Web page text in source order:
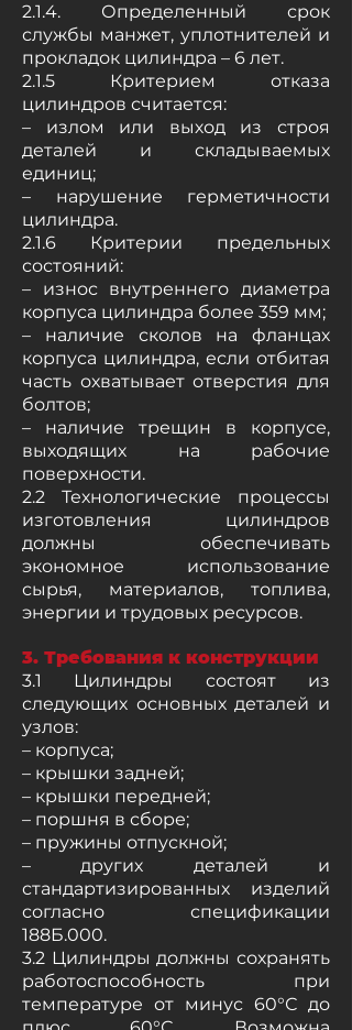
2.1.4. Определенный срок
службы манжет, уплотнителей и
прокладок цилиндра – 6 лет.
2.1.5 Критерием отказа
цилиндров считается:
– излом или выход из строя
деталей и складываемых
единиц;
– нарушение герметичности
цилиндра.
2.1.6 Критерии предельных
состояний:
– износ внутреннего диаметра
корпуса цилиндра более 359 мм;
– наличие сколов на фланцах
корпуса цилиндра, если отбитая
часть охватывает отверстия для
болтов;
– наличие трещин в корпусе,
выходящих на рабочие
поверхности.
2.2 Технологические процессы
изготовления цилиндров
должны обеспечивать
экономное использование
сырья, материалов, топлива,
энергии и трудовых ресурсов.
3. Требования к конструкции
3.1 Цилиндры состоят из
следующих основных деталей и
узлов:
– корпуса;
– крышки задней;
– крышки передней;
– поршня в сборе;
– пружины отпускной;
– других деталей и
стандартизированных изделий
согласно спецификации
188Б.000.
3.2 Цилиндры должны сохранять
работоспособность при
температуре от минус 60°С до